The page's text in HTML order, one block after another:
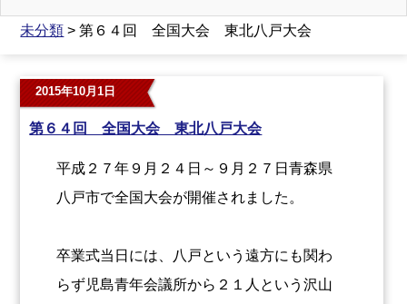
未分類 > 第６４回 全国大会 東北八戸大会
2015年10月1日
第６４回 全国大会 東北八戸大会
平成２７年９月２４日～９月２７日青森県
八戸市で全国大会が開催されました。
卒業式当日には、八戸という遠方にも関わ
らず児島青年会議所から２１人という沢山